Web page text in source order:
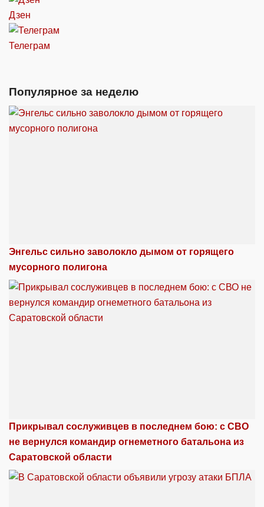
Дзен
Телеграм
Популярное за неделю
Энгельс сильно заволокло дымом от горящего
мусорного полигона
Прикрывал сослуживцев в последнем бою: с СВО
не вернулся командир огнеметного батальона из
Саратовской области